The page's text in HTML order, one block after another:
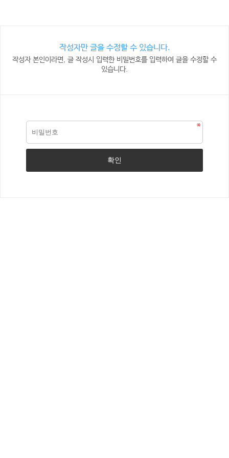
작성자만 글을 수정할 수 있습니다.
작성자 본인이라면, 글 작성시 입력한 비밀번호를 입력하여 글을 수정할 수
있습니다.